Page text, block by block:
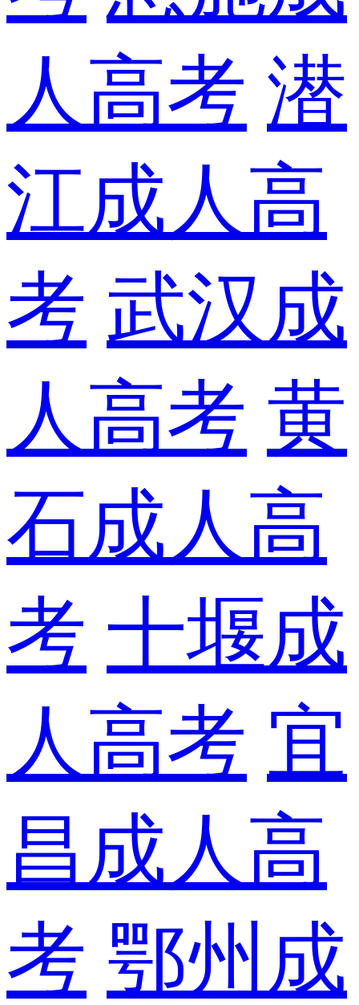
人高考 潜
江成人高
考 武汉成
人高考 黄
石成人高
考 十堰成
人高考 宜
昌成人高
考 鄂州成